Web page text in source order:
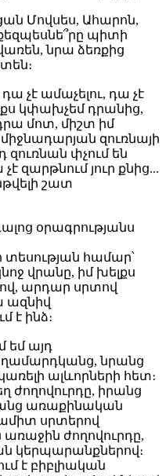
Մովսես, Ահարոն,
պիտի
նրա ձեռքից
չէ ամաչելու, դա չէ
կփախչեմ դրանից,
մոտ, միշտ իմ
զուռնայի
փչում են
զարթնում յուր քնից...
շատ
օրագրությանս
տեսության համար՝
վրանը, իմ խելքս
արդար սրտով
ազնիվ
է ինձ։
եմ այդ
նրանց
ալևորների հետ։
ժողովուրդը, իրանց
առաքինական
սրտերով
ժողովուրդը,
կերպարանքներով։
է բիբլիական